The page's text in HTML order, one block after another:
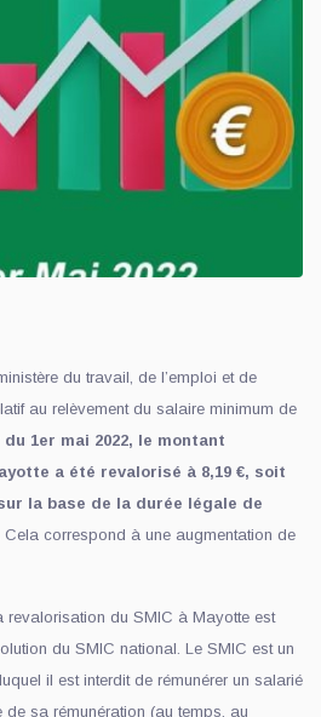
du travail, de l’emploi et de
au relèvement du salaire minimum de
1er mai 2022, le montant
a été revalorisé à 8,19 €, soit
la base de la durée légale de
Cela correspond à une augmentation de
revalorisation du SMIC à Mayotte est
du SMIC national. Le SMIC est un
il est interdit de rémunérer un salarié
sa rémunération (au temps, au